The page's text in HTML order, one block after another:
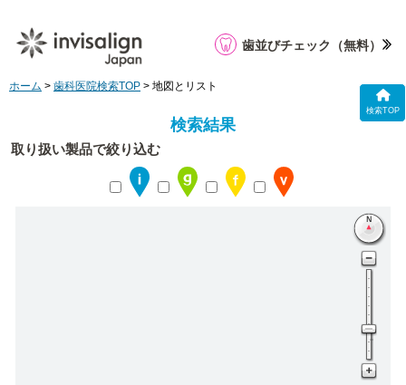
検索TOP
歯並びチェック （無料）
ホーム > 歯科医院検索TOP > 地図とリスト
検索結果
取り扱い製品で絞り込む